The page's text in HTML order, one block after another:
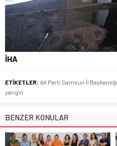
İHA
ETİKETLER: AK Parti Samsun İl Başkanlığı
yangın
BENZER KONULAR